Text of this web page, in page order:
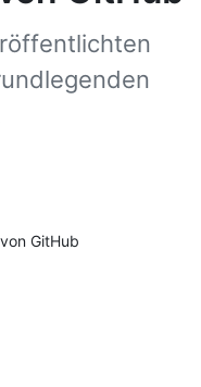
GitHub